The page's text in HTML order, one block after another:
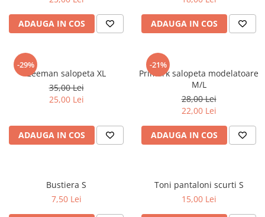
ADAUGA IN COS ADAUGA IN COS
-29%
Zeeman salopeta XL
35,00 Lei
25,00 Lei
ADAUGA IN COS
-21%
Primark salopeta modelatoare
M/L
28,00 Lei
22,00 Lei
ADAUGA IN COS
Bustiera S
7,50 Lei
Toni pantaloni scurti S
15,00 Lei